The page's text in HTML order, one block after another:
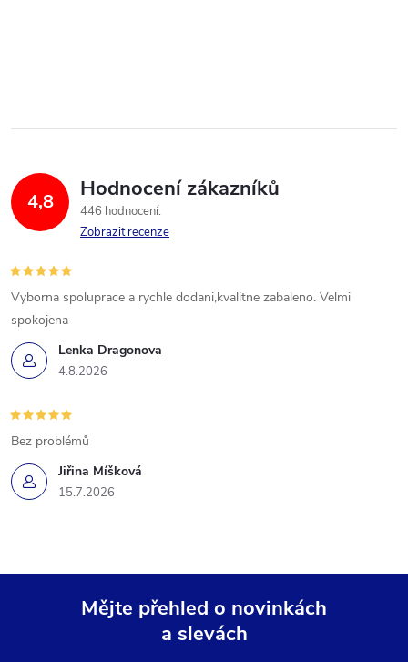
4,8 Hodnocení zákazníků
446 hodnocení
Zobrazit recenze
Lenka Dragonova
4.8.2026
Vyborna spoluprace a rychle dodani,kvalitne zabaleno. Velmi
spokojena
Jiřina Míšková
15.7.2026
Bez problémů
Mějte přehled o novinkách
a slevách